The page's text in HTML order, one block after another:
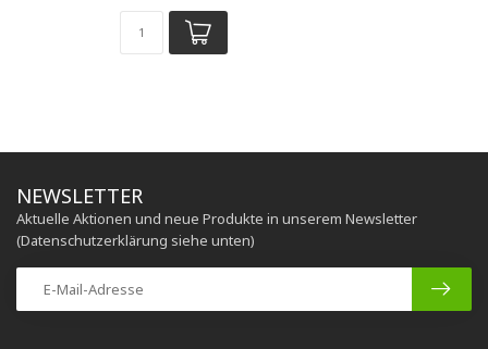
NEWSLETTER
Aktuelle Aktionen und neue Produkte in unserem Newsletter
(Datenschutzerklärung siehe unten)